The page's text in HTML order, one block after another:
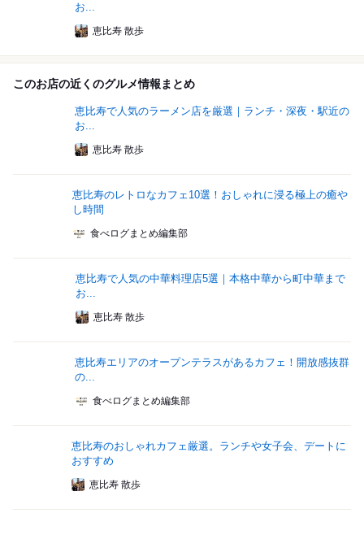
お...
恵比寿 散歩
このお店の近くのグルメ情報まとめ
恵比寿で人気のラーメン店を厳選｜ランチ・深夜・駅近の
お...
恵比寿 散歩
恵比寿のレトロなカフェ10選！おしゃれに浸る極上の癒や
し時間
食べログまとめ編集部
恵比寿で人気の中華料理店5選｜本格中華から町中華まで
お...
恵比寿 散歩
恵比寿エリアのオープンテラスがあるカフェ！開放感抜群
の...
食べログまとめ編集部
恵比寿のおしゃれカフェ厳選。ランチや女子会、デートに
おすすめ
恵比寿 散歩